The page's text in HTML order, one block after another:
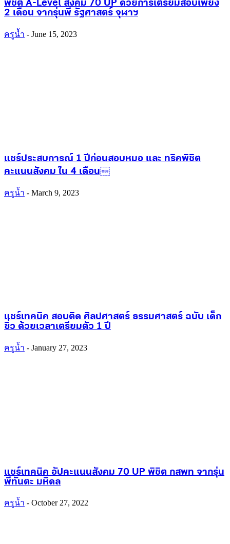
พิชิต A-Level สังคม 70 UP ด้วยการเตรียมสอบเพียง
2 เดือน จากรุ่นพี่ รัฐศาสตร์ จุฬาฯ
ครูน้ำ - June 15, 2023
แชร์ประสบการณ์ 1 ปีก่อนสอบหมอ และ ทริคพิชิต
คะแนนสังคม ใน 4 เดือน￼
ครูน้ำ - March 9, 2023
แชร์เทคนิค สอบติด ศิลปศาสตร์ ธรรมศาสตร์ ฉบับ เด็ก
ซิ่ว ด้วยเวลาเตรียมตัว 1 ปี
ครูน้ำ - January 27, 2023
แชร์เทคนิค อัปคะแนนสังคม 70 UP พิชิต กสพท จากรุ่น
พี่ทันตะ มหิดล
ครูน้ำ - October 27, 2022